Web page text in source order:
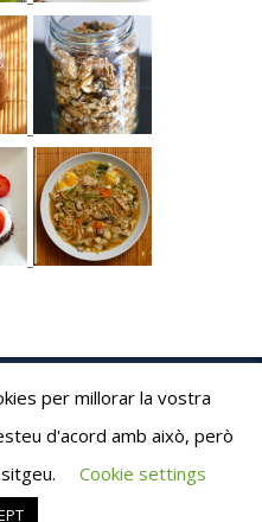
© 2020
Theme: AeonBlog by
per millorar la vostra
d'acord amb això, però
Cookie settings